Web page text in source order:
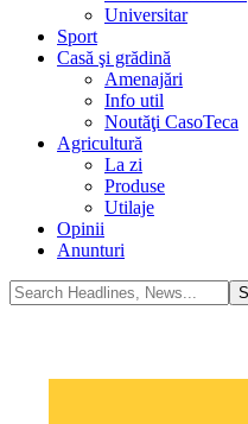
Universitar
Sport
Casă şi grădină
Amenajări
Info util
Noutăţi CasoTeca
Agricultură
La zi
Produse
Utilaje
Opinii
Anunturi